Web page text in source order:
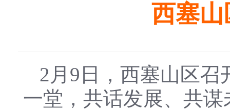
西塞
2月9日，西塞山区
一堂，共话发展、共